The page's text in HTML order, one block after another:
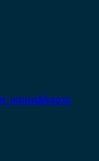
οποιαδήποτε